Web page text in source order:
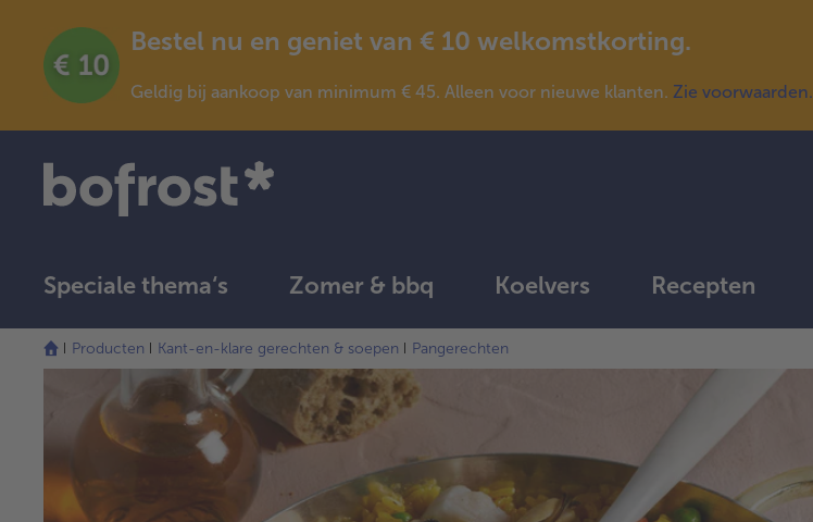
Bestel nu en geniet van € 10 welkomstkorting.
Geldig bij aankoop van minimum € 45. Alleen voor nieuwe klanten. Zie voorwaarden.
Speciale thema‘s Zomer & bbq Koelvers Recepten
Producten Kant-en-klare gerechten & soepen Pangerechten